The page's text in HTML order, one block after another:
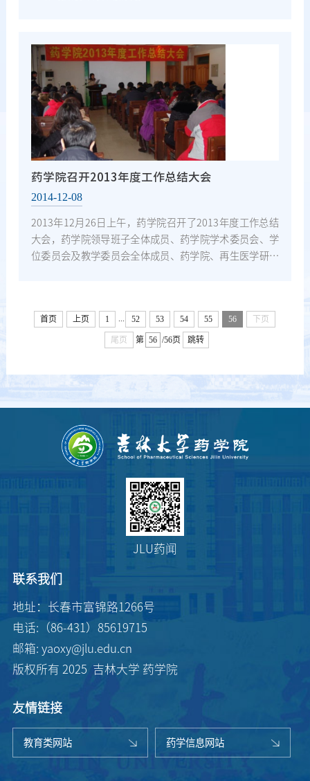
药学院召开2013年度工作总结大会
2014-12-08
2013年12月26日上午，药学院召开了2013年度工作总结
大会，药学院领导班子全体成员、药学院学术委员会、学
位委员会及教学委员会全体成员、药学院、再生医学研究
首页 上页 1 ... 52 53 54 55 56 下页
尾页 第 /56页 跳转
JLU药闻
联系我们
地址：长春市富锦路1266号
电话:（86-431）85619715
邮箱: yaoxy@jlu.edu.cn
版权所有 2025 吉林大学 药学院
友情链接
教育类网站 药学信息网站